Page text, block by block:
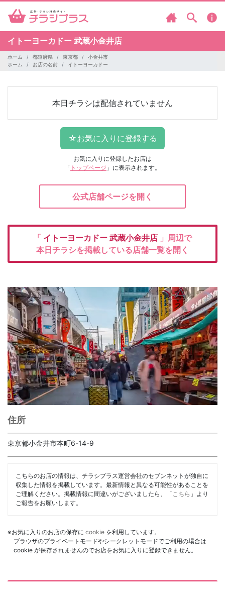
イトーヨーカドー 武蔵小金井店
ホーム 都道府県 東京都
小金井市
ホーム
お店の名前 イトーヨーカドー
本日チラシは配信されていません
お気に入りに登録したお店は
「 トップページ 」に表示されます。
公式店舗ページを開く
「 イトーヨーカドー 武蔵小金井店 」周辺で
本日チラシを掲載している店舗一覧を開く
住所
東京都小金井市本町6-14-9
こちらのお店の情報は、チラシプラス運営会社のセブンネットが独自に
収集した情報を掲載しています。最新情報と異なる可能性があることを
ご理解ください。掲載情報に間違いがございましたら、「 こちら 」より
ご報告をお願いします。
※お気に入りのお店の保存に cookie を利用しています。
ブラウザのプライベートモードやシークレットモードでご利用の場合は
cookie が保存されませんのでお店をお気に入りに登録できません。